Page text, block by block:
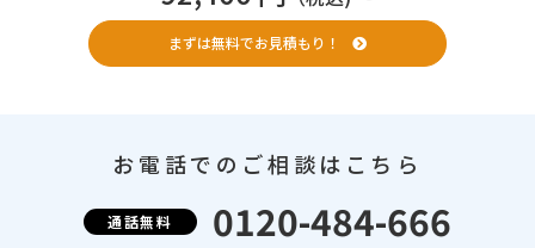
まずは無料でお見積もり！
お電話でのご相談はこちら
通話無料 0120-484-666